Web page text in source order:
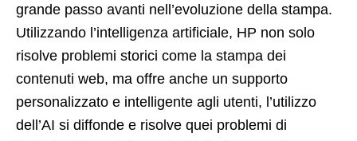
grande passo avanti nell’evoluzione della stampa.
Utilizzando l’intelligenza artificiale, HP non solo
risolve problemi storici come la stampa dei
contenuti web, ma offre anche un supporto
personalizzato e intelligente agli utenti, l’utilizzo
dell’AI si diffonde e risolve quei problemi di